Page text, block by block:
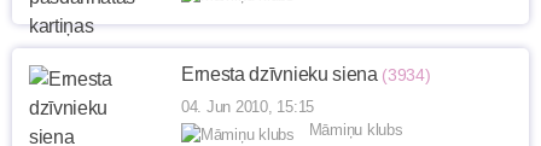
Ernesta dzīvnieku siena (3934)
04. Jun 2010, 15:15
Māmiņu klubs